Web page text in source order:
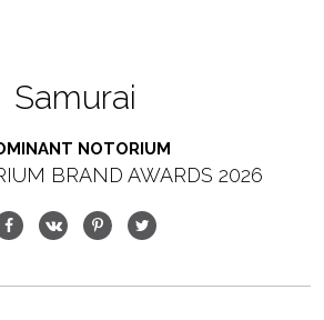
Samurai
NOTORIUM
BRAND AWARDS 2026